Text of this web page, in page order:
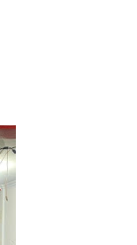
Ada di Empat Titik